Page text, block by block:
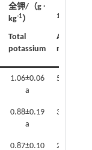
全钾/（g ∙
kg-1）
Total
potassium
1
Available
nitrogen
1.06±0.06
a
0.88±0.19
a
0.87±0.10